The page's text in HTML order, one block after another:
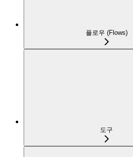
플로우 (Flows)
도구